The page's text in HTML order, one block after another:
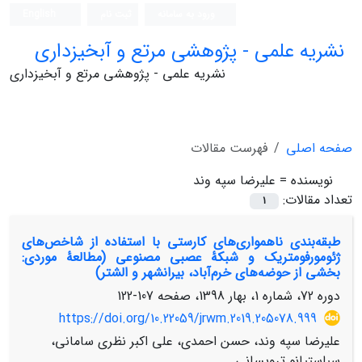
نشریه علمی - پژوهشی مرتع و آبخیزداری
نشریه علمی - پژوهشی مرتع و آبخیزداری
صفحه اصلی
فهرست مقالات
نویسنده = علیرضا سپه وند
تعداد مقالات:
1
طبقه‌بندی ناهمواری‌های کارستی با استفاده از شاخص‌های
ژئومورفومتریک و شبکۀ عصبی مصنوعی (مطالعۀ موردی:
بخشی از حوضه‌های خرم‌آباد، بیرانشهر و الشتر)
دوره 72، شماره 1، بهار 1398، صفحه
107-122
https://doi.org/10.22059/jrwm.2019.205078.999
علیرضا سپه وند، حسن احمدی، علی اکبر نظری سامانی،